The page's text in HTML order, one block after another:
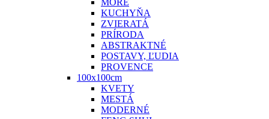
MORE
KUCHYŇA
ZVIERATÁ
PRÍRODA
ABSTRAKTNÉ
POSTAVY, ĽUDIA
PROVENCE
100x100cm
KVETY
MESTÁ
MODERNÉ